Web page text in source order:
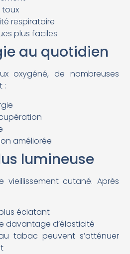
toux
respiratoire
plus faciles
au quotidien
oxygéné, de nombreuses
:
améliorée
lumineuse
cutané. Après
éclatant
davantage d’élasticité
tabac peuvent s’atténuer